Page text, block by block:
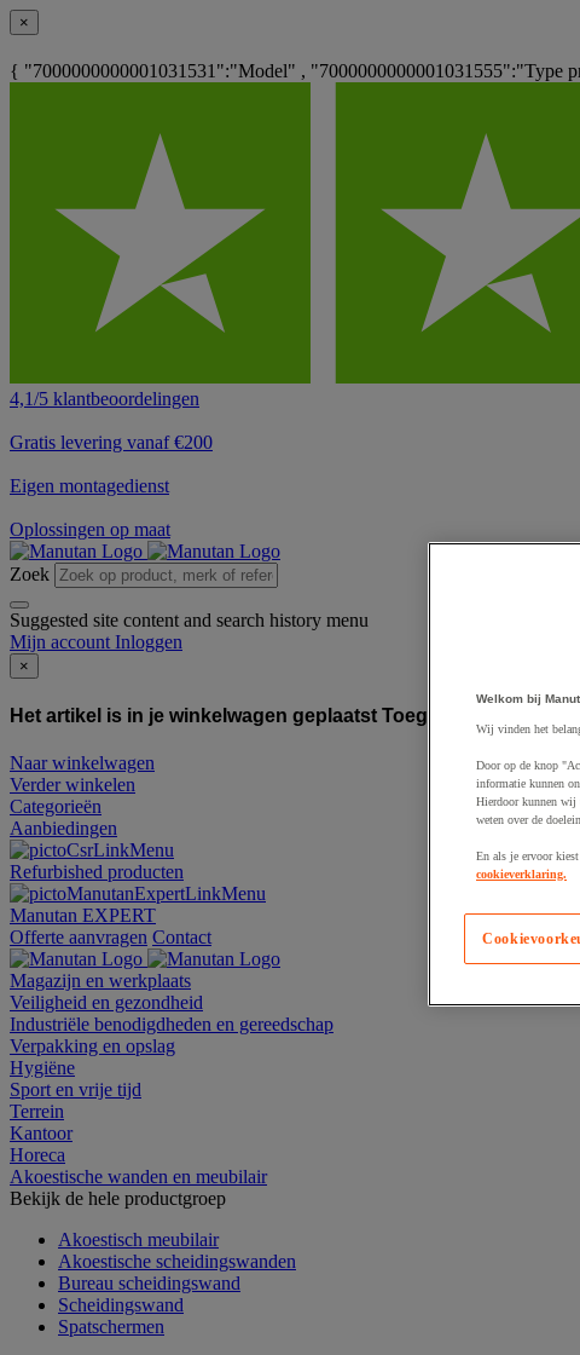
×
{ "7000000000001031531":"Model" , "7000000000001031555":"Type
4,1/5 klantbeoordelingen
Gratis levering vanaf €200
Eigen montagedienst
Oplossingen op maat
Zoek
Suggested site content and search history menu
Mijn account Inloggen
×
Het artikel is in je winkelwagen geplaatst Toegevoegd aan
Naar winkelwagen
Verder winkelen
Categorieën
Aanbiedingen
Refurbished producten
Manutan EXPERT
Offerte aanvragen Contact
Magazijn en werkplaats
Veiligheid en gezondheid
Industriële benodigdheden en gereedschap
Verpakking en opslag
Hygiëne
Sport en vrije tijd
Terrein
Kantoor
Horeca
Akoestische wanden en meubilair
Bekijk de hele productgroep
Akoestisch meubilair
Akoestische scheidingswanden
Bureau scheidingswand
Scheidingswand
Spatschermen
Welkom bij
Wij vinden het
Door op de knop
informatie kunnen
Hierdoor kunnen wij
weten over de
En als je ervoor
cookieverklaring.